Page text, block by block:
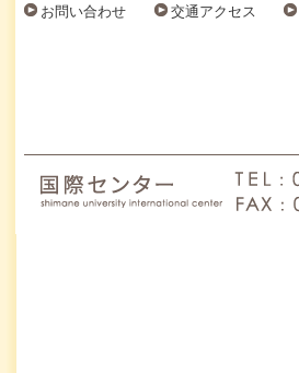
お問い合わせ 交通アクセス